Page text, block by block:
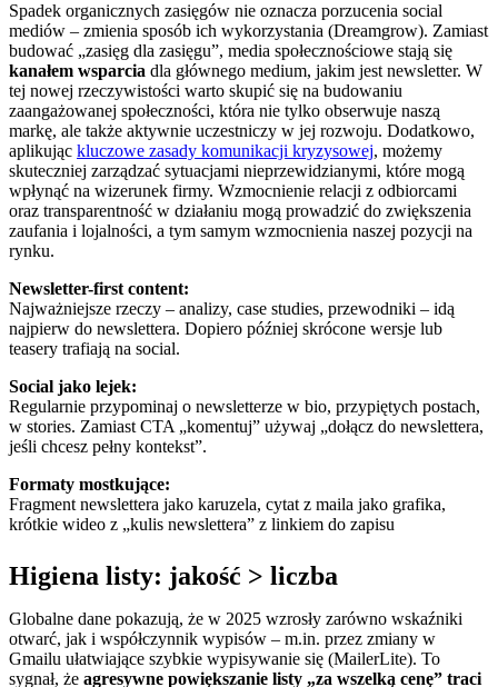
Spadek organicznych zasięgów nie oznacza porzucenia social
mediów – zmienia sposób ich wykorzystania (Dreamgrow). Zamiast
budować „zasięg dla zasięgu”, media społecznościowe stają się
kanałem wsparcia dla głównego medium, jakim jest newsletter. W
tej nowej rzeczywistości warto skupić się na budowaniu
zaangażowanej społeczności, która nie tylko obserwuje naszą
markę, ale także aktywnie uczestniczy w jej rozwoju. Dodatkowo,
aplikując kluczowe zasady komunikacji kryzysowej, możemy
skuteczniej zarządzać sytuacjami nieprzewidzianymi, które mogą
wpłynąć na wizerunek firmy. Wzmocnienie relacji z odbiorcami
oraz transparentność w działaniu mogą prowadzić do zwiększenia
zaufania i lojalności, a tym samym wzmocnienia naszej pozycji na
rynku.
Newsletter-first content:
Najważniejsze rzeczy – analizy, case studies, przewodniki – idą
najpierw do newslettera. Dopiero później skrócone wersje lub
teasery trafiają na social.
Social jako lejek:
Regularnie przypominaj o newsletterze w bio, przypiętych postach,
w stories. Zamiast CTA „komentuj” używaj „dołącz do newslettera,
jeśli chcesz pełny kontekst”.
Formaty mostkujące:
Fragment newslettera jako karuzela, cytat z maila jako grafika,
krótkie wideo z „kulis newslettera” z linkiem do zapisu
Higiena listy: jakość > liczba
Globalne dane pokazują, że w 2025 wzrosły zarówno wskaźniki
otwarć, jak i współczynnik wypisów – m.in. przez zmiany w
Gmailu ułatwiające szybkie wypisywanie się (MailerLite). To
sygnał, że agresywne powiększanie listy „za wszelką cenę” traci